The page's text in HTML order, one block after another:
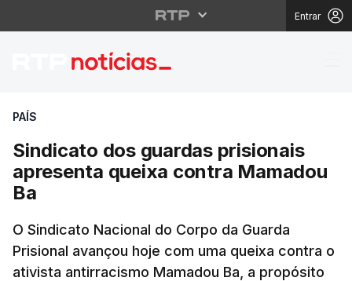
Entrar
Sindicato dos
PAÍS
Sindicato dos guardas prisionais
apresenta queixa contra Mamadou
Ba
O Sindicato Nacional do Corpo da Guarda
Prisional avançou hoje com uma queixa contra o
ativista antirracismo Mamadou Ba, a propósito